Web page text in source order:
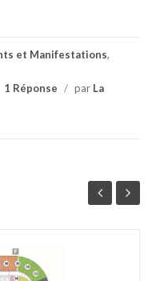
et Manifestations,
1 Réponse / par La